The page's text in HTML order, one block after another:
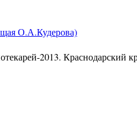
О.А.Кудерова)
2013.